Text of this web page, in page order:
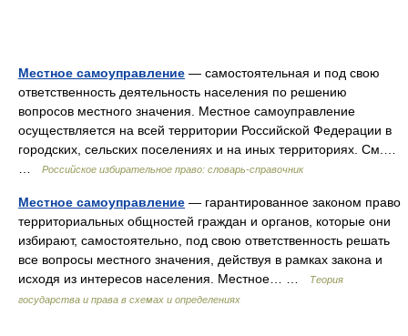
Местное самоуправление — самостоятельная и под свою
ответственность деятельность населения по решению
вопросов местного значения. Местное самоуправление
осуществляется на всей территории Российской Федерации в
городских, сельских поселениях и на иных территориях. См.…
Российское избирательное право: словарь-справочник
Местное самоуправление — гарантированное законом право
территориальных общностей граждан и органов, которые они
избирают, самостоятельно, под свою ответственность решать
все вопросы местного значения, действуя в рамках закона и
исходя из интересов населения. Местное… …
Теория
государства и права в схемах и определениях